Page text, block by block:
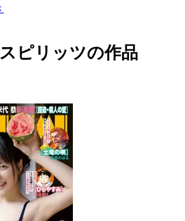
ピリッツの作品